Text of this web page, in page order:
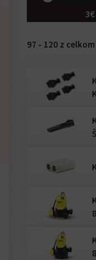
97 - 120 z